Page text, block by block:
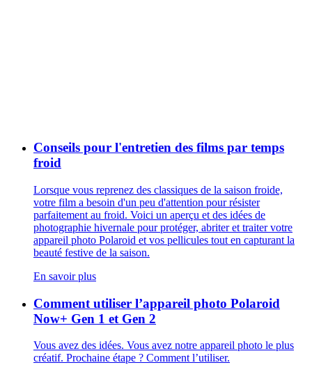
Conseils pour l'entretien des films par temps
froid
​​Lorsque vous reprenez des classiques de la saison froide,
votre film a besoin d'un peu d'attention pour résister
parfaitement au froid. Voici un aperçu et des idées de
photographie hivernale pour protéger, abriter et traiter votre
appareil photo Polaroid et vos pellicules tout en capturant la
beauté festive de la saison.
En savoir plus
Comment utiliser l’appareil photo Polaroid
Now+ Gen 1 et Gen 2
Vous avez des idées. Vous avez notre appareil photo le plus
créatif. Prochaine étape ? Comment l’utiliser.